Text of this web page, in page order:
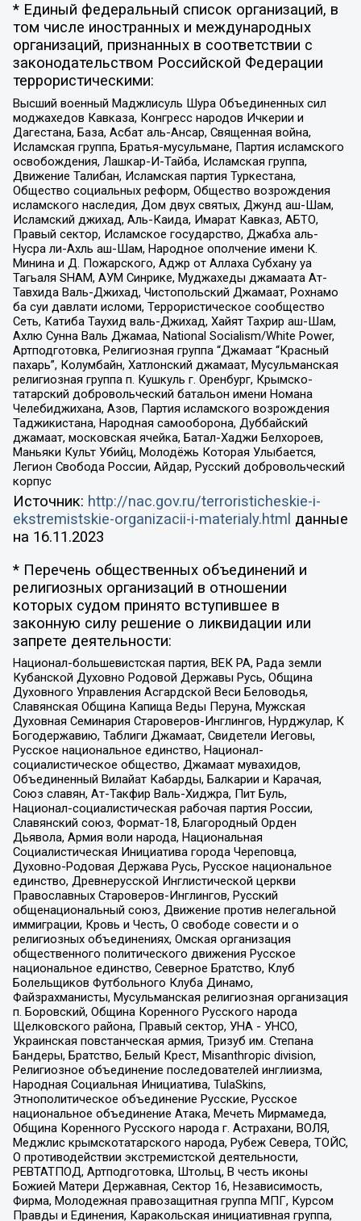
* Единый федеральный список организаций, в
том числе иностранных и международных
организаций, признанных в соответствии с
законодательством Российской Федерации
террористическими:
Высший военный Маджлисуль Шура Объединенных сил
моджахедов Кавказа, Конгресс народов Ичкерии и
Дагестана, База, Асбат аль-Ансар, Священная война,
Исламская группа, Братья-мусульмане, Партия исламского
освобождения, Лашкар-И-Тайба, Исламская группа,
Движение Талибан, Исламская партия Туркестана,
Общество социальных реформ, Общество возрождения
исламского наследия, Дом двух святых, Джунд аш-Шам,
Исламский джихад, Аль-Каида, Имарат Кавказ, АБТО,
Правый сектор, Исламское государство, Джабха аль-
Нусра ли-Ахль аш-Шам, Народное ополчение имени К.
Минина и Д. Пожарского, Аджр от Аллаха Субхану уа
Тагьаля SHAM, АУМ Синрике, Муджахеды джамаата Ат-
Тавхида Валь-Джихад, Чистопольский Джамаат, Рохнамо
ба суи давлати исломи, Террористическое сообщество
Сеть, Катиба Таухид валь-Джихад, Хайят Тахрир аш-Шам,
Ахлю Сунна Валь Джамаа, National Socialism/White Power,
Артподготовка, Религиозная группа “Джамаат “Красный
пахарь”, Колумбайн, Хатлонский джамаат, Мусульманская
религиозная группа п. Кушкуль г. Оренбург, Крымско-
татарский добровольческий батальон имени Номана
Челебиджихана, Азов, Партия исламского возрождения
Таджикистана, Народная самооборона, Дуббайский
джамаат, московская ячейка, Батал-Хаджи Белхороев,
Маньяки Культ Убийц, Молодёжь Которая Улыбается,
Легион Свобода России, Айдар, Русский добровольческий
корпус
Источник: http://nac.gov.ru/terroristicheskie-i-
ekstremistskie-organizacii-i-materialy.html данные
на 16.11.2023
* Перечень общественных объединений и
религиозных организаций в отношении
которых судом принято вступившее в
законную силу решение о ликвидации или
запрете деятельности:
Национал-большевистская партия, ВЕК РА, Рада земли
Кубанской Духовно Родовой Державы Русь, Община
Духовного Управления Асгардской Веси Беловодья,
Славянская Община Капища Веды Перуна, Мужская
Духовная Семинария Староверов-Инглингов, Нурджулар, К
Богодержавию, Таблиги Джамаат, Свидетели Иеговы,
Русское национальное единство, Национал-
социалистическое общество, Джамаат мувахидов,
Объединенный Вилайат Кабарды, Балкарии и Карачая,
Союз славян, Ат-Такфир Валь-Хиджра, Пит Буль,
Национал-социалистическая рабочая партия России,
Славянский союз, Формат-18, Благородный Орден
Дьявола, Армия воли народа, Национальная
Социалистическая Инициатива города Череповца,
Духовно-Родовая Держава Русь, Русское национальное
единство, Древнерусской Инглистической церкви
Православных Староверов-Инглингов, Русский
общенациональный союз, Движение против нелегальной
иммиграции, Кровь и Честь, О свободе совести и о
религиозных объединениях, Омская организация
общественного политического движения Русское
национальное единство, Северное Братство, Клуб
Болельщиков Футбольного Клуба Динамо,
Файзрахманисты, Мусульманская религиозная организация
п. Боровский, Община Коренного Русского народа
Щелковского района, Правый сектор, УНА - УНСО,
Украинская повстанческая армия, Тризуб им. Степана
Бандеры, Братство, Белый Крест, Misanthropic division,
Религиозное объединение последователей инглиизма,
Народная Социальная Инициатива, TulaSkins,
Этнополитическое объединение Русские, Русское
национальное объединение Атака, Мечеть Мирмамеда,
Община Коренного Русского народа г. Астрахани, ВОЛЯ,
Меджлис крымскотатарского народа, Рубеж Севера, ТОЙС,
О противодействии экстремистской деятельности,
РЕВТАТПОД, Артподготовка, Штольц, В честь иконы
Божией Матери Державная, Сектор 16, Независимость,
Фирма, Молодежная правозащитная группа МПГ, Курсом
Правды и Единения, Каракольская инициативная группа,